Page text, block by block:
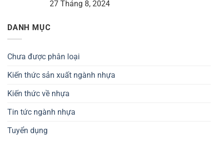
27 Tháng 8, 2024
DANH MỤC
Chưa được phân loại
Kiến thức sản xuất ngành nhựa
Kiến thức về nhựa
Tin tức ngành nhựa
Tuyển dụng